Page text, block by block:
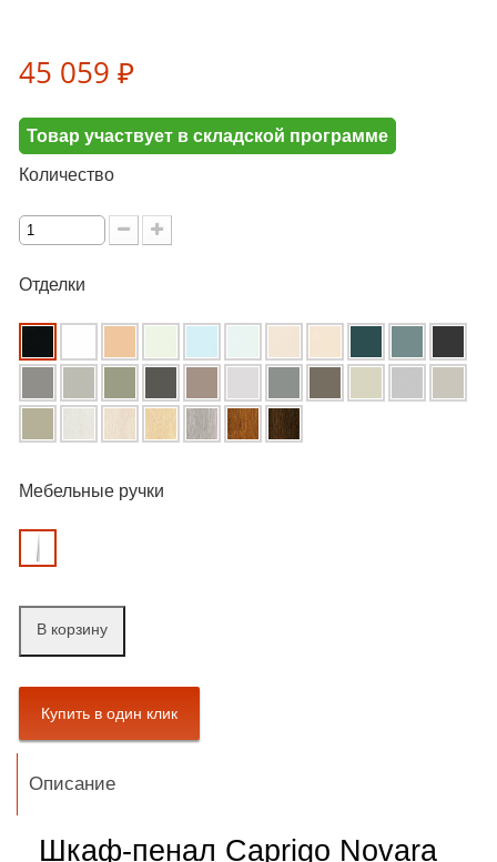
45 059 ₽
Товар участвует в складской программе
Количество
Отделки
Мебельные ручки
В корзину
Описание
Шкаф-пенал Caprigo Novara